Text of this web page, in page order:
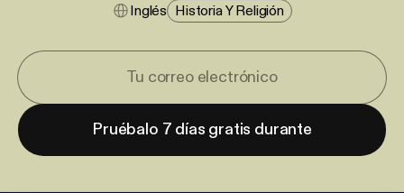
Inglés Historia Y Religión
Pruébalo 7 días gratis durante